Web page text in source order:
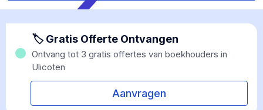
🏷 Gratis Offerte Ontvangen
Ontvang tot 3 gratis offertes van boekhouders in
Ulicoten
Aanvragen